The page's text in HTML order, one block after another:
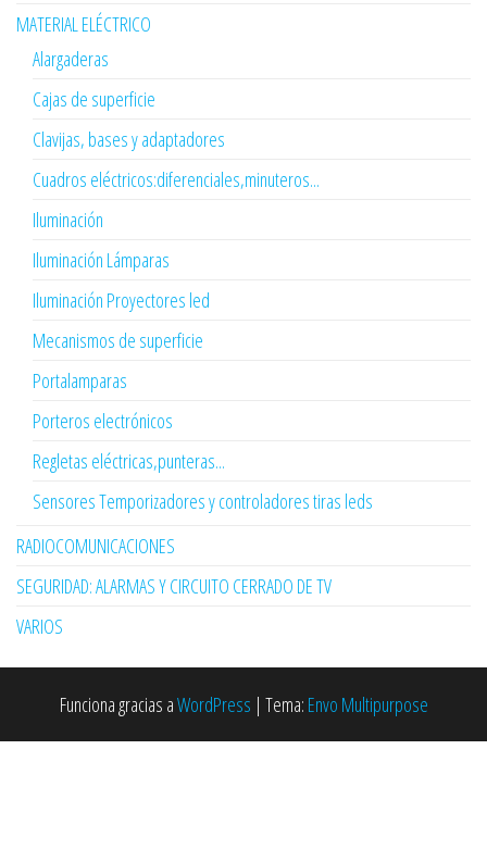
MATERIAL ELÉCTRICO
Alargaderas
Cajas de superficie
Clavijas, bases y adaptadores
Cuadros eléctricos:diferenciales,minuteros...
Iluminación
Iluminación Lámparas
Iluminación Proyectores led
Mecanismos de superficie
Portalamparas
Porteros electrónicos
Regletas eléctricas,punteras...
Sensores Temporizadores y controladores tiras leds
RADIOCOMUNICACIONES
SEGURIDAD: ALARMAS Y CIRCUITO CERRADO DE TV
VARIOS
Funciona gracias aWordPress | Tema: Envo Multipurpose